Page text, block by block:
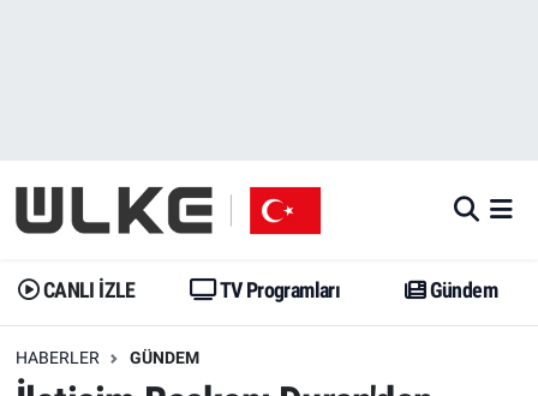
CANLI İZLE TV Programları Gündem
HABERLER GÜNDEM
Gündem
Dünya
Gündem
Trend
İstanbul Namaz Vakitleri
Trafik Durumu